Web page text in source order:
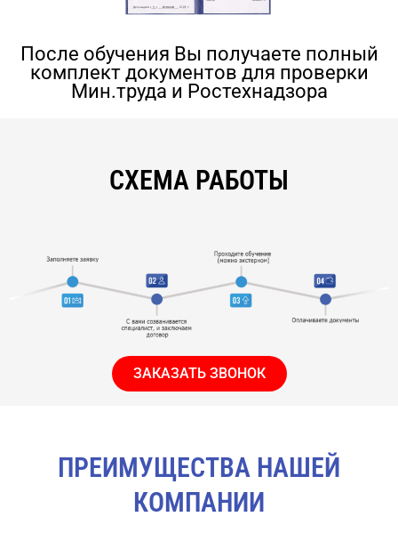
После обучения Вы получаете полный
комплект документов для проверки
Мин.труда и Ростехнадзора
СХЕМА РАБОТЫ
ЗАКАЗАТЬ ЗВОНОК
ПРЕИМУЩЕСТВА НАШЕЙ
КОМПАНИИ